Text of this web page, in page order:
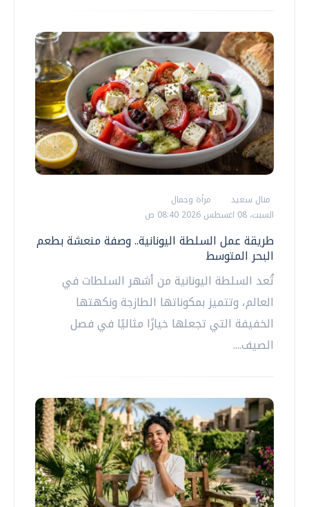
منال سعيد
مرأة وجمال
السبت، 08 اغسطس 2026 08:40 ص
طريقة عمل السلطة اليونانية.. وصفة منعشة بطعم
البحر المتوسط
تُعد السلطة اليونانية من أشهر السلطات في
العالم، وتتميز بمكوناتها الطازجة ونكهتها
الخفيفة التي تجعلها خيارًا مثاليًا في فصل
الصيف....